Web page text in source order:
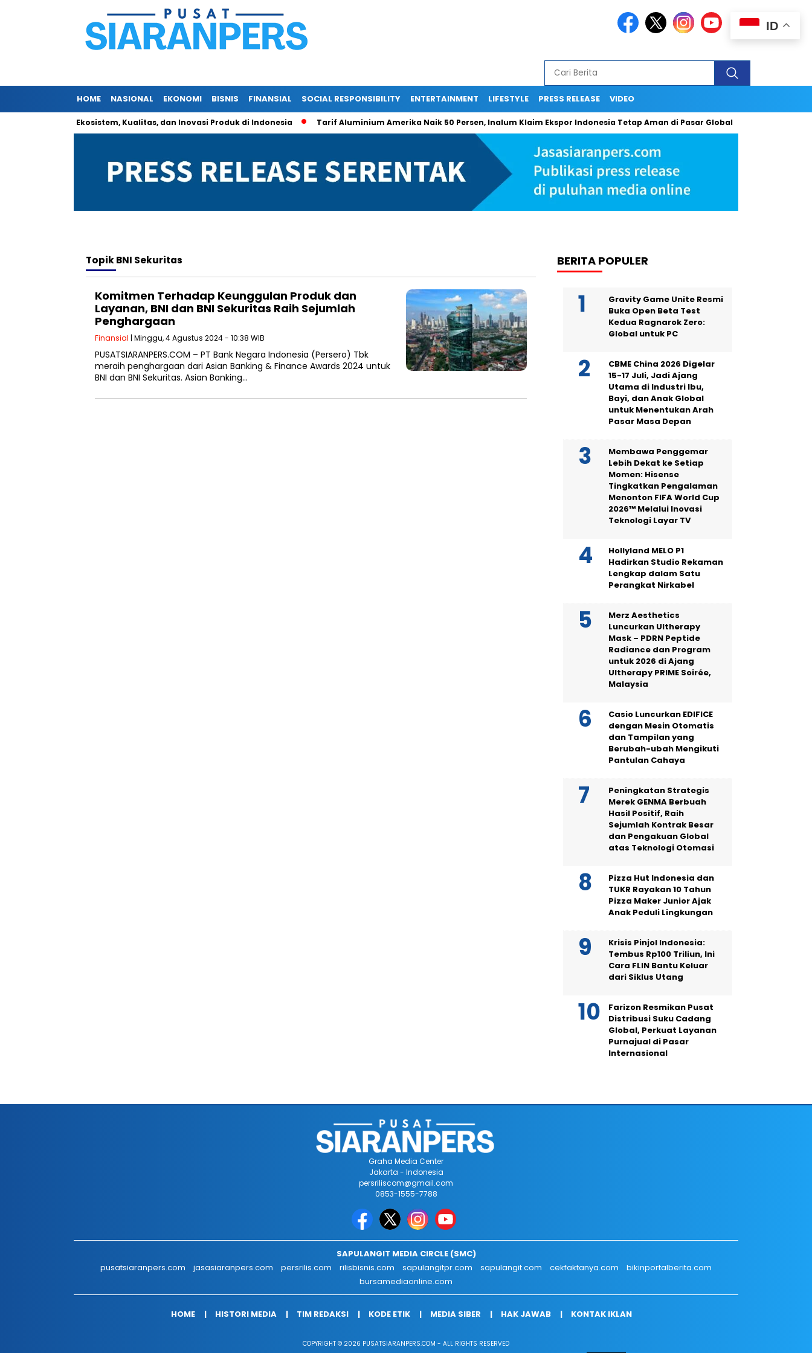
HOME NASIONAL EKONOMI BISNIS FINANSIAL SOCIAL RESPONSIBILITY ENTERTAINMENT LIFESTYLE PRESS RELEASE VIDEO
Perkenalkan Ekosistem, Kualitas, dan Inovasi Produk di Indonesia Tarif Aluminium Amerika Naik 50 Persen, Inalum Klaim Ekspor Indonesia Tetap Aman di Pasar Global
TopikBNI Sekuritas
Komitmen Terhadap Keunggulan Produk dan
Layanan, BNI dan BNI Sekuritas Raih Sejumlah
Penghargaan
Finansial | Minggu, 4 Agustus 2024 - 10:38 WIB
PUSATSIARANPERS.COM – PT Bank Negara Indonesia (Persero) Tbk
meraih penghargaan dari Asian Banking & Finance Awards 2024 untuk
BNI dan BNI Sekuritas. Asian Banking…
BERITA POPULER
Gravity Game Unite Resmi
Buka Open Beta Test
Kedua Ragnarok Zero:
Global untuk PC
CBME China 2026 Digelar
15-17 Juli, Jadi Ajang
Utama di Industri Ibu,
Bayi, dan Anak Global
untuk Menentukan Arah
Pasar Masa Depan
Membawa Penggemar
Lebih Dekat ke Setiap
Momen: Hisense
Tingkatkan Pengalaman
Menonton FIFA World Cup
2026™ Melalui Inovasi
Teknologi Layar TV
Hollyland MELO P1
Hadirkan Studio Rekaman
Lengkap dalam Satu
Perangkat Nirkabel
Merz Aesthetics
Luncurkan Ultherapy
Mask – PDRN Peptide
Radiance dan Program
untuk 2026 di Ajang
Ultherapy PRIME Soirée,
Malaysia
Casio Luncurkan EDIFICE
dengan Mesin Otomatis
dan Tampilan yang
Berubah-ubah Mengikuti
Pantulan Cahaya
Peningkatan Strategis
Merek GENMA Berbuah
Hasil Positif, Raih
Sejumlah Kontrak Besar
dan Pengakuan Global
atas Teknologi Otomasi
Pizza Hut Indonesia dan
TUKR Rayakan 10 Tahun
Pizza Maker Junior Ajak
Anak Peduli Lingkungan
Krisis Pinjol Indonesia:
Tembus Rp100 Triliun, Ini
Cara FLIN Bantu Keluar
dari Siklus Utang
Farizon Resmikan Pusat
Distribusi Suku Cadang
Global, Perkuat Layanan
Purnajual di Pasar
Internasional
ID
Graha Media Center
Jakarta - Indonesia
persriliscom@gmail.com
0853-1555-7788
SAPULANGIT MEDIA CIRCLE (SMC)
pusatsiaranpers.com
jasasiaranpers.com persrilis.com rilisbisnis.com sapulangitpr.com sapulangit.com cekfaktanya.com
bikinportalberita.com
bursamediaonline.com
HOME HISTORI MEDIA TIM REDAKSI KODE ETIK MEDIA SIBER HAK JAWAB KONTAK IKLAN
COPYRIGHT © 2026 PUSATSIARANPERS.COM - ALL RIGHTS RESERVED